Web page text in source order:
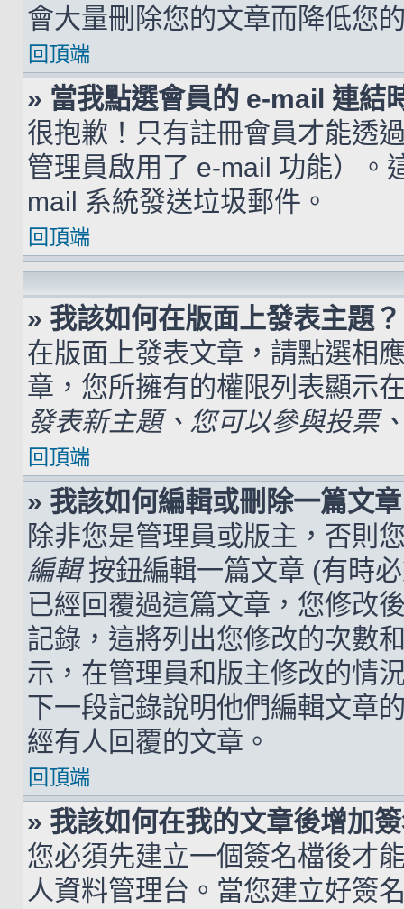
會大量刪除您的文章而降低您
回頂端
» 當我點選會員的 e-mail 連結
很抱歉！只有註冊會員才能透
管理員啟用了 e-mail 功能）。
mail 系統發送垃圾郵件。
回頂端
» 我該如何在版面上發表主題？
在版面上發表文章，請點選相
章，您所擁有的權限列表顯示
發表新主題、您可以參與投票
回頂端
» 我該如何編輯或刪除一篇文
除非您是管理員或版主，否則
編輯按鈕編輯一篇文章 (有時
已經回覆過這篇文章，您修改
記錄，這將列出您修改的次數
示，在管理員和版主修改的情
下一段記錄說明他們編輯文章
經有人回覆的文章。
回頂端
» 我該如何在我的文章後增加
您必須先建立一個簽名檔後才
人資料管理台。當您建立好簽